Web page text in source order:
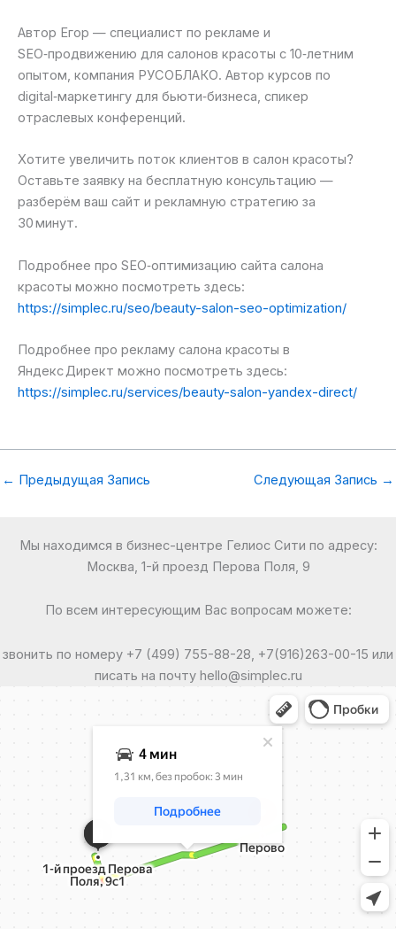
Автор Егор — специалист по рекламе и
SEO‑продвижению для салонов красоты с 10‑летним
опытом, компания РУСОБЛАКО. Автор курсов по
digital‑маркетингу для бьюти‑бизнеса, спикер
отраслевых конференций.
Хотите увеличить поток клиентов в салон красоты?
Оставьте заявку на бесплатную консультацию —
разберём ваш сайт и рекламную стратегию за
30 минут.
Подробнее про SEO‑оптимизацию сайта салона
красоты можно посмотреть здесь:
https://simplec.ru/seo/beauty-salon-seo-optimization/
Подробнее про рекламу салона красоты в
Яндекс Директ можно посмотреть здесь:
https://simplec.ru/services/beauty-salon-yandex-direct/
← Предыдущая Запись Следующая Запись →
Мы находимся в бизнес-центре Гелиос Сити по адресу:
Москва, 1-й проезд Перова Поля, 9
По всем интересующим Вас вопросам можете:
звонить по номеру +7 (499) 755-88-28, +7(916)263-00-15 или
писать на почту hello@simplec.ru